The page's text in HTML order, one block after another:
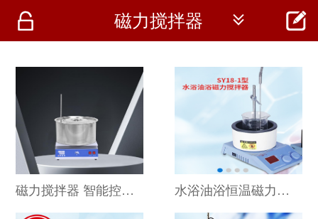
 首页
仪器
医疗资讯
 磁力搅拌器  
磁力搅拌器 智能控温水油两用机恒温加热 集热式搅拌仪器 水浴油浴恒温磁力搅拌器 SY18-1